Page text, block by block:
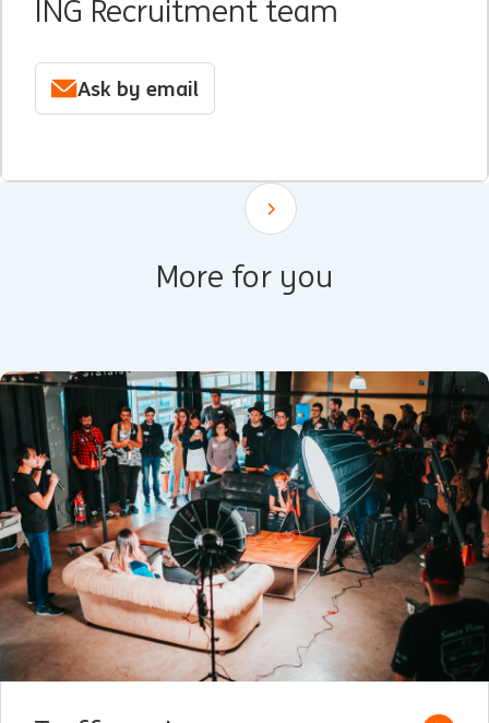
ING Recruitment team
Ask by email
Scroll down
More for you